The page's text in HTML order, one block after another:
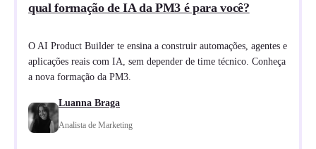
qual formação de IA da PM3 é para você?
O AI Product Builder te ensina a construir automações, agentes e
aplicações reais com IA, sem depender de time técnico. Conheça
a nova formação da PM3.
Luanna Braga
Analista de Marketing